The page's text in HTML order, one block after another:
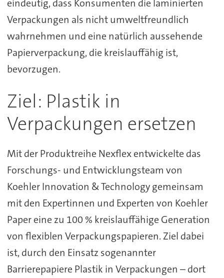
eindeutig, dass Konsumenten die laminierten
Verpackungen als nicht umweltfreundlich
wahrnehmen und eine natürlich aussehende
Papierverpackung, die kreislauffähig ist,
bevorzugen.
Ziel: Plastik in
Verpackungen ersetzen
Mit der Produktreihe Nexflex entwickelte das
Forschungs- und Entwicklungsteam von
Koehler Innovation & Technology gemeinsam
mit den Expertinnen und Experten von Koehler
Paper eine zu 100 % kreislauffähige Generation
von flexiblen Verpackungspapieren. Ziel dabei
ist, durch den Einsatz sogenannter
Barrierepapiere Plastik in Verpackungen – dort